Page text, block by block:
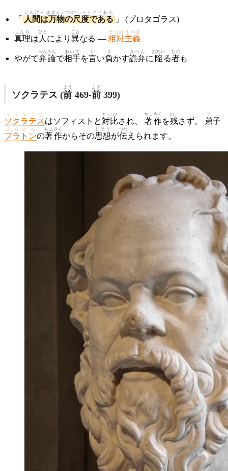
「 人間は万物の尺度である
にんげんはばんぶつのしゃくどである
」 (プロタゴラス)
真理
しんり
は 人
ひと
により 異
こと
なる ― 相対主義
そうたいしゅぎ
やがて弁論
べんろん
で相手
あいて
を言
い
い負
ま
かす詭弁
きべん
に 陥
おちい
る者
もの
も
ソクラテス (前
まえ
469-前
まえ
399)
ソクラテス
そくらてす
はソフィストと対比
たいひ
され、 著作
ちょさく
を残
のこ
さず、 弟子
でし
プラトン
ぷらとん
の著作
ちょさく
からその思想
しそう
が伝
つた
えられます。